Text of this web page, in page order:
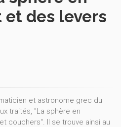
des levers
et astronome grec du
traités, "La sphère en
couchers". Il se trouve ainsi au